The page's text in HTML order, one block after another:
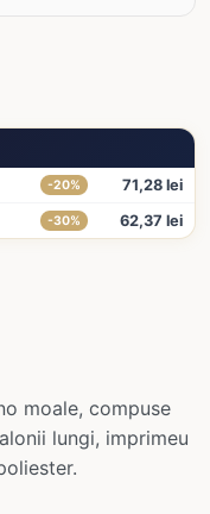
-20%
71,28 lei
-30% 62,37 lei
moale, compuse
lungi, imprimeu